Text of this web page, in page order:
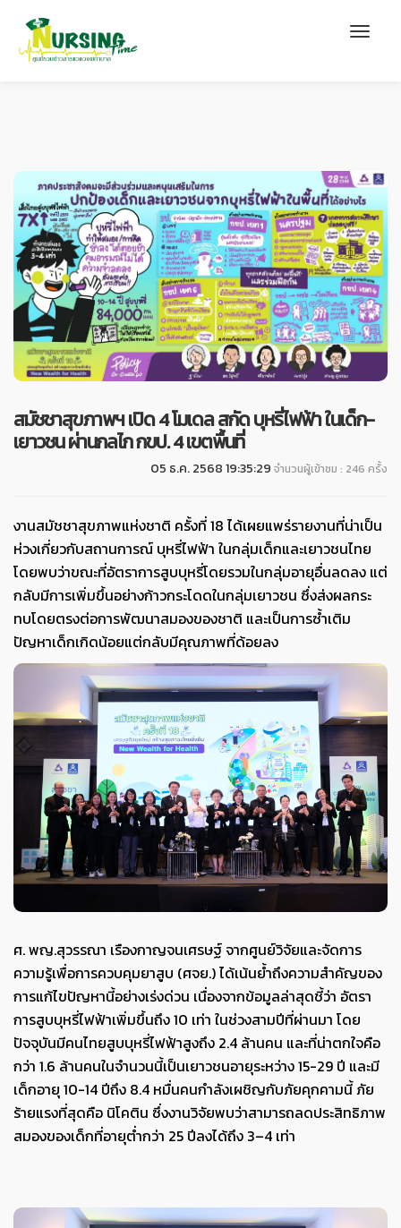
สมัชชาสุขภาพฯ เปิด 4 โมเดล สกัด บุหรี่ไฟฟ้า ในเด็ก-
เยาวชน ผ่านกลไก กขป. 4 เขตพื้นที่
05 ธ.ค. 2568 19:35:29 จำนวนผู้เข้าชม : 246 ครั้ง
งานสมัชชาสุขภาพแห่งชาติ ครั้งที่ 18 ได้เผยแพร่รายงานที่น่าเป็น
ห่วงเกี่ยวกับสถานการณ์ บุหรี่ไฟฟ้า ในกลุ่มเด็กและเยาวชนไทย
โดยพบว่าขณะที่อัตราการสูบบุหรี่โดยรวมในกลุ่มอายุอื่นลดลง แต่
กลับมีการเพิ่มขึ้นอย่างก้าวกระโดดในกลุ่มเยาวชน ซึ่งส่งผลกระ
ทบโดยตรงต่อการพัฒนาสมองของชาติ และเป็นการซ้ำเติม
ปัญหาเด็กเกิดน้อยแต่กลับมีคุณภาพที่ด้อยลง
ศ. พญ.สุวรรณา เรืองกาญจนเศรษฐ์ จากศูนย์วิจัยและจัดการ
ความรู้เพื่อการควบคุมยาสูบ (ศจย.) ได้เน้นย้ำถึงความสำคัญของ
การแก้ไขปัญหานี้อย่างเร่งด่วน เนื่องจากข้อมูลล่าสุดชี้ว่า อัตรา
การสูบบุหรี่ไฟฟ้าเพิ่มขึ้นถึง 10 เท่า ในช่วงสามปีที่ผ่านมา โดย
ปัจจุบันมีคนไทยสูบบุหรี่ไฟฟ้าสูงถึง 2.4 ล้านคน และที่น่าตกใจคือ
กว่า 1.6 ล้านคนในจำนวนนี้เป็นเยาวชนอายุระหว่าง 15-29 ปี และมี
เด็กอายุ 10-14 ปีถึง 8.4 หมื่นคนกำลังเผชิญกับภัยคุกคามนี้ ภัย
ร้ายแรงที่สุดคือ นิโคติน ซึ่งงานวิจัยพบว่าสามารถลดประสิทธิภาพ
สมองของเด็กที่อายุต่ำกว่า 25 ปีลงได้ถึง 3–4 เท่า